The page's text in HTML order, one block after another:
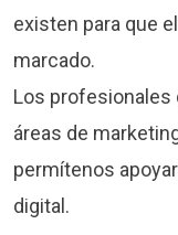
existen para que
marcado.
Los profesionales
áreas de
permítenos
digital.